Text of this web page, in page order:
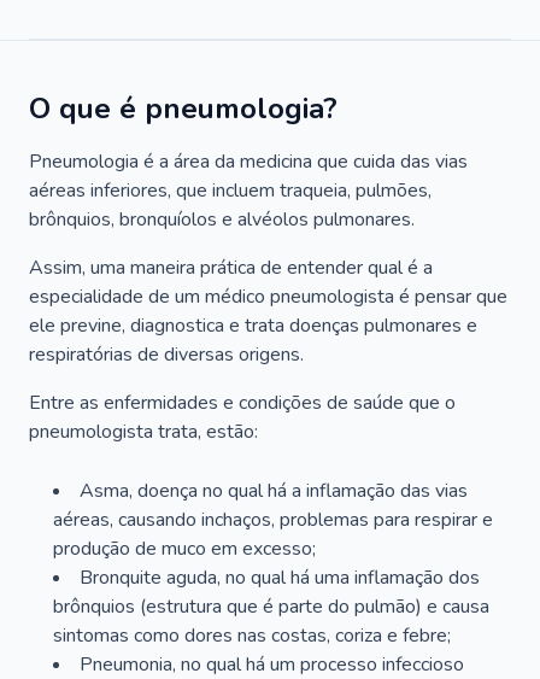
O que é pneumologia?
Pneumologia é a área da medicina que cuida das vias
aéreas inferiores, que incluem traqueia, pulmões,
brônquios, bronquíolos e alvéolos pulmonares.
Assim, uma maneira prática de entender qual é a
especialidade de um médico pneumologista é pensar que
ele previne, diagnostica e trata doenças pulmonares e
respiratórias de diversas origens.
Entre as enfermidades e condições de saúde que o
pneumologista trata, estão:
Asma, doença no qual há a inflamação das vias
aéreas, causando inchaços, problemas para respirar e
produção de muco em excesso;
Bronquite aguda, no qual há uma inflamação dos
brônquios (estrutura que é parte do pulmão) e causa
sintomas como dores nas costas, coriza e febre;
Pneumonia, no qual há um processo infeccioso